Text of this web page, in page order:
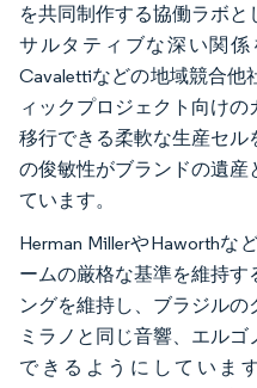
を共同制作する協働ラボ
サルタティブな深い関係
Cavalettiなどの地域競合他
ィックプロジェクト向けの
移行できる柔軟な生産セ
の俊敏性がブランドの遺産
ています。
Herman MillerやHaworth
ームの厳格な基準を維持
ングを維持し、ブラジル
ミラノと同じ音響、エル
できるようにしていま